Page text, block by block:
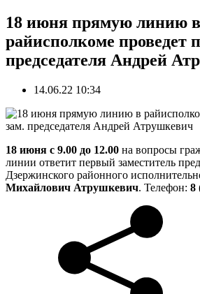
18 июня прямую линию в
райисполкоме проведет
председателя Андрей
14.06.22 10:34
18 июня с 9.00 до 12.00 на вопросы
линии ответит первый заместитель
Дзержинского районного
Михайлович Атрушкевич. Телефон: 8